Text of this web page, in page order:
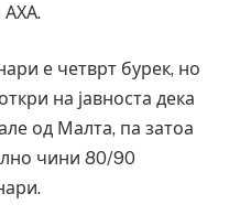
АХА.
е четврт бурек, но
на јавноста дека
од Малта, па затоа
чини 80/90